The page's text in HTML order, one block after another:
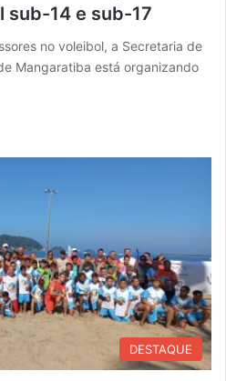
sub-14 e sub-17
no voleibol, a Secretaria de
Mangaratiba está organizando
DESTAQUE